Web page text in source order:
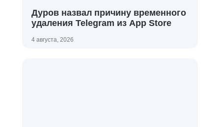
Дуров назвал причину временного
удаления Telegram из App Store
4 августа, 2026